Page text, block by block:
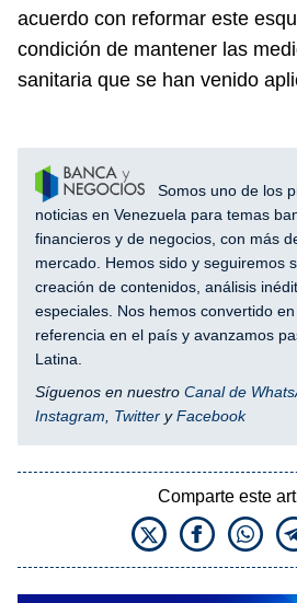
acuerdo con reformar este
condición de mantener las
sanitaria que se han venido
Somos uno de los
noticias en Venezuela para temas
financieros y de negocios, con más
mercado. Hemos sido y seguiremos
creación de contenidos, análisis
especiales. Nos hemos convertido
referencia en el país y avanzamos
Latina.
Síguenos en nuestro Canal de
Instagram
Twitter yFacebook
Comparte este